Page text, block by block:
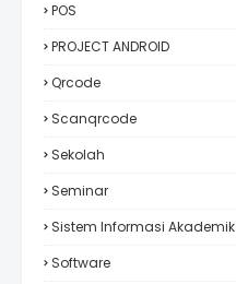
POS
PROJECT ANDROID
Qrcode
Scanqrcode
Sekolah
Seminar
Sistem Informasi Akademik
Software